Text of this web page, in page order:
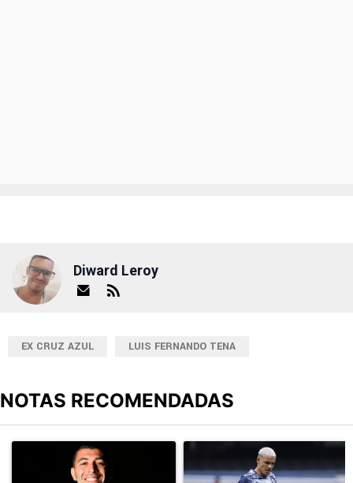
Diward Leroy
EX CRUZ AZUL LUIS FERNANDO TENA
NOTAS RECOMENDADAS
Un artículo de tendencia con el título "Erik Lira habría
Un artículo de tendencia con